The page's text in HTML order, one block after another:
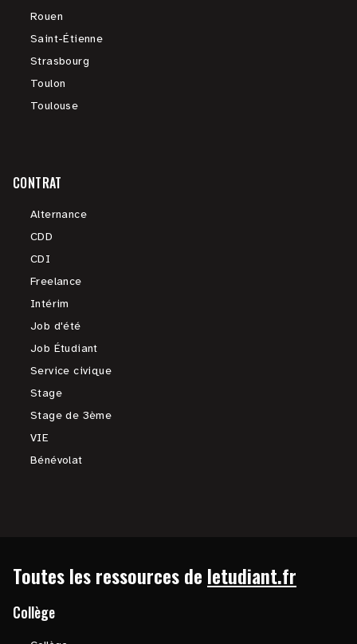
Rouen
Saint-Étienne
Strasbourg
Toulon
Toulouse
CONTRAT
Alternance
CDD
CDI
Freelance
Intérim
Job d'été
Job Étudiant
Service civique
Stage
Stage de 3ème
VIE
Bénévolat
Toutes les ressources de letudiant.fr
Collège